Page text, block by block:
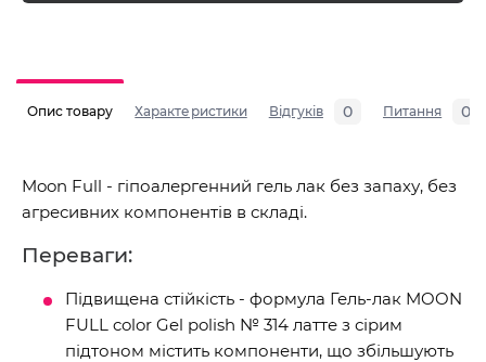
Опис товару Характеристики Відгуків 0 Питання 0
Moon Full - гіпоалергенний гель лак без запаху, без
агресивних компонентів в складі.
Переваги:
Підвищена стійкість - формула Гель-лак MOON
FULL color Gel polish № 314 латте з сірим
підтоном містить компоненти, що збільшують